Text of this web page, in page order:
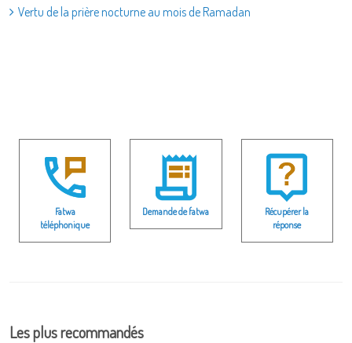
Vertu de la prière nocturne au mois de Ramadan
Fatwa
téléphonique
Demande de fatwa
Récupérer la
réponse
Les plus recommandés